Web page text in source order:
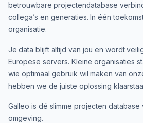
betrouwbare projectendatabase
collega’s en generaties. In één
organisatie.
Je data blijft altijd van jou en wordt
Europese servers. Kleine organisaties
wie optimaal gebruik wil maken van
hebben we de juiste oplossing
Galleo is dé slimme projecten
omgeving.